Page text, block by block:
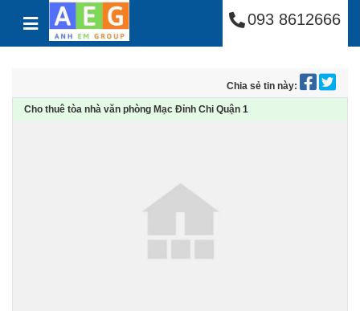
Skip to content Công Ty Cổ Phần
093 8612666
Chia sẻ tin này:
Cho thuê tòa nhà văn phòng Mạc Đỉnh Chi Quận 1